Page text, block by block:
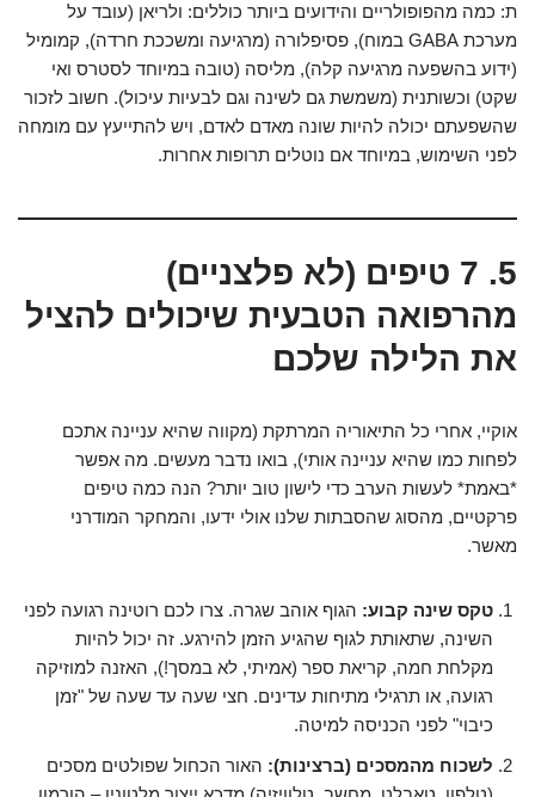
ת: כמה מהפופולריים והידועים ביותר כוללים: ולריאן (עובד על
מערכת GABA במוח), פסיפלורה (מרגיעה ומשככת חרדה), קמומיל
(ידוע בהשפעה מרגיעה קלה), מליסה (טובה במיוחד לסטרס ואי
שקט) וכשותנית (משמשת גם לשינה וגם לבעיות עיכול). חשוב לזכור
שהשפעתם יכולה להיות שונה מאדם לאדם, ויש להתייעץ עם מומחה
לפני השימוש, במיוחד אם נוטלים תרופות אחרות.
5. 7 טיפים (לא פלצניים)
מהרפואה הטבעית שיכולים להציל
את הלילה שלכם
אוקיי, אחרי כל התיאוריה המרתקת (מקווה שהיא עניינה אתכם
לפחות כמו שהיא עניינה אותי), בואו נדבר מעשים. מה אפשר
*באמת* לעשות הערב כדי לישון טוב יותר? הנה כמה טיפים
פרקטיים, מהסוג שהסבתות שלנו אולי ידעו, והמחקר המודרני
מאשר.
טקס שינה קבוע: הגוף אוהב שגרה. צרו לכם רוטינה רגועה לפני
השינה, שתאותת לגוף שהגיע הזמן להירגע. זה יכול להיות
מקלחת חמה, קריאת ספר (אמיתי, לא במסך!), האזנה למוזיקה
רגועה, או תרגילי מתיחות עדינים. חצי שעה עד שעה של "זמן
כיבוי" לפני הכניסה למיטה.
לשכוח מהמסכים (ברצינות): האור הכחול שפולטים מסכים